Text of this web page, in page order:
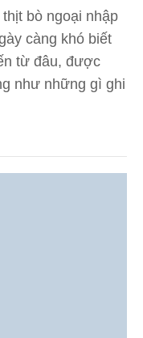
bò ngoại nhập
càng khó biết
từ đâu, được
như những gì ghi